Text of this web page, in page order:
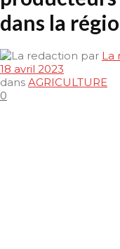
dans la
par La
18 avril 2023
dans AGRICULTURE
0